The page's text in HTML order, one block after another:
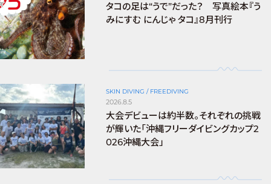
タコの足は“うで”だった？ 写真絵本『う
みにすむ にんじゃ タコ』8月刊行
SKIN DIVING / FREEDIVING
2026.8.5
大会デビューは約半数。それぞれの挑戦
が輝いた「沖縄フリーダイビングカップ2
026沖縄大会」